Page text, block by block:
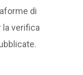
di
la verifica